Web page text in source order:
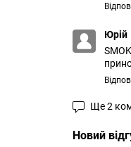
Юрій
Ще 2
Новий